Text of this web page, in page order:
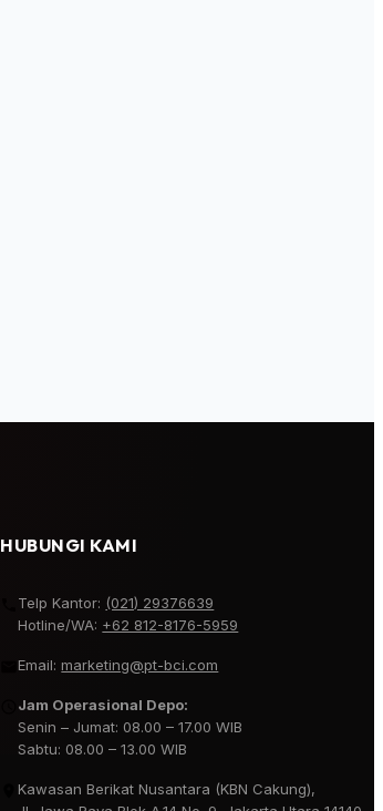
HUBUNGI KAMI
Telp Kantor: (021) 29376639
Hotline/WA: +62 812-8176-5959
Email:marketing@pt-bci.com
Jam Operasional Depo:
Senin – Jumat: 08.00 – 17.00 WIB
Sabtu: 08.00 – 13.00 WIB
Kawasan Berikat Nusantara (KBN Cakung),